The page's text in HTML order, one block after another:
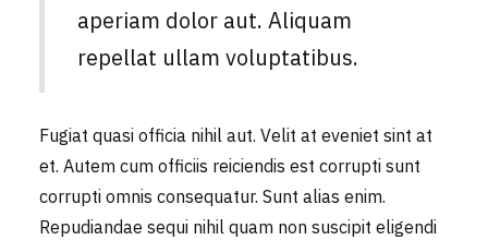
aperiam dolor aut. Aliquam
repellat ullam voluptatibus.
Fugiat quasi officia nihil aut. Velit at eveniet sint at
et. Autem cum officiis reiciendis est corrupti sunt
corrupti omnis consequatur. Sunt alias enim.
Repudiandae sequi nihil quam non suscipit eligendi